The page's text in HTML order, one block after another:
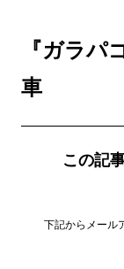
『ガラパ
車
この記
下記からメール